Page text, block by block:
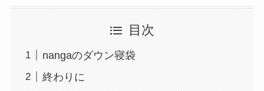
目次
nangaのダウン寝袋
終わりに